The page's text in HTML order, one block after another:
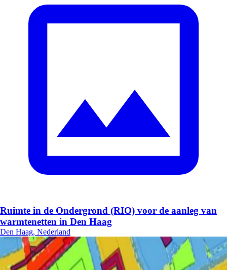
Ruimte in de Ondergrond (RIO) voor de aanleg van
warmtenetten in Den Haag
Den Haag, Nederland